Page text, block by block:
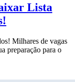
Lista
Milhares de vagas
preparação para o